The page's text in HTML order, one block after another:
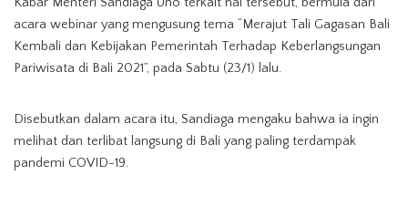
acara webinar yang mengusung tema “Merajut Tali Gagasan Bali
Kembali dan Kebijakan Pemerintah Terhadap Keberlangsungan
Pariwisata di Bali 2021”, pada Sabtu (23/1) lalu.
Disebutkan dalam acara itu, Sandiaga mengaku bahwa ia ingin
melihat dan terlibat langsung di Bali yang paling terdampak
pandemi COVID-19.